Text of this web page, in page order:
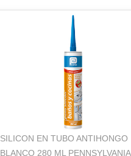
SILICON EN TUBO ANTIHONGO
BLANCO 280 ML PENNSYLVANIA